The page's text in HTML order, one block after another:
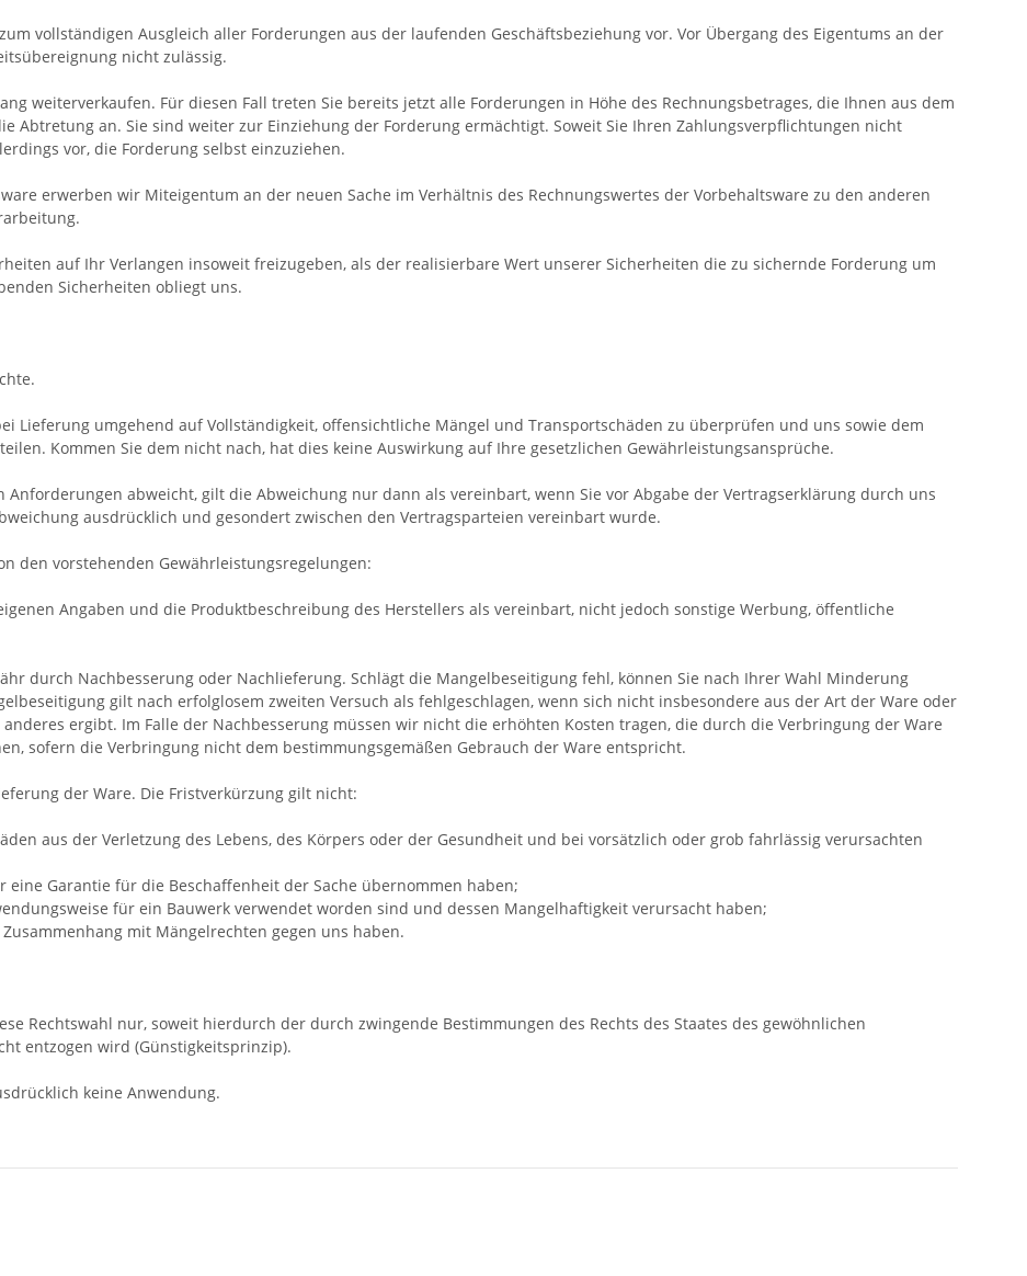
vollständigen Ausgleich aller Forderungen aus der laufenden Geschäftsbeziehung vor. Vor Übergang des Eigentums an der
nicht zulässig.
weiterverkaufen. Für diesen Fall treten Sie bereits jetzt alle Forderungen in Höhe des Rechnungsbetrages, die Ihnen aus dem
Abtretung an. Sie sind weiter zur Einziehung der Forderung ermächtigt. Soweit Sie Ihren Zahlungsverpflichtungen nicht
vor, die Forderung selbst einzuziehen.
erwerben wir Miteigentum an der neuen Sache im Verhältnis des Rechnungswertes der Vorbehaltsware zu den anderen
auf Ihr Verlangen insoweit freizugeben, als der realisierbare Wert unserer Sicherheiten die zu sichernde Forderung um
Sicherheiten obliegt uns.
Lieferung umgehend auf Vollständigkeit, offensichtliche Mängel und Transportschäden zu überprüfen und uns sowie dem
Kommen Sie dem nicht nach, hat dies keine Auswirkung auf Ihre gesetzlichen Gewährleistungsansprüche.
Anforderungen abweicht, gilt die Abweichung nur dann als vereinbart, wenn Sie vor Abgabe der Vertragserklärung durch uns
ausdrücklich und gesondert zwischen den Vertragsparteien vereinbart wurde.
den vorstehenden Gewährleistungsregelungen:
Angaben und die Produktbeschreibung des Herstellers als vereinbart, nicht jedoch sonstige Werbung, öffentliche
durch Nachbesserung oder Nachlieferung. Schlägt die Mangelbeseitigung fehl, können Sie nach Ihrer Wahl Minderung
gilt nach erfolglosem zweiten Versuch als fehlgeschlagen, wenn sich nicht insbesondere aus der Art der Ware oder
ergibt. Im Falle der Nachbesserung müssen wir nicht die erhöhten Kosten tragen, die durch die Verbringung der Ware
sofern die Verbringung nicht dem bestimmungsgemäßen Gebrauch der Ware entspricht.
der Ware. Die Fristverkürzung gilt nicht:
aus der Verletzung des Lebens, des Körpers oder der Gesundheit und bei vorsätzlich oder grob fahrlässig verursachten
Garantie für die Beschaffenheit der Sache übernommen haben;
für ein Bauwerk verwendet worden sind und dessen Mangelhaftigkeit verursacht haben;
mit Mängelrechten gegen uns haben.
Rechtswahl nur, soweit hierdurch der durch zwingende Bestimmungen des Rechts des Staates des gewöhnlichen
entzogen wird (Günstigkeitsprinzip).
keine Anwendung.